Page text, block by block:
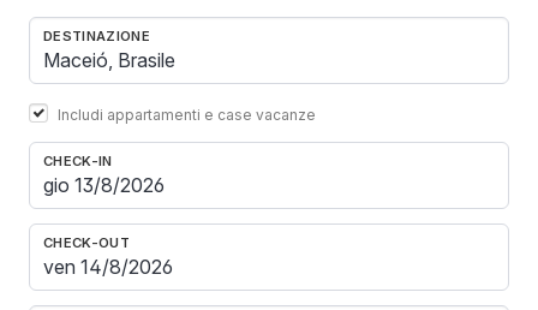
DESTINAZIONE
Includi appartamenti e case vacanze
CHECK-IN
CHECK-OUT